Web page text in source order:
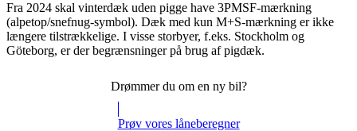
Fra 2024 skal vinterdæk uden pigge have 3PMSF-mærkning
(alpetop/snefnug-symbol). Dæk med kun M+S-mærkning er ikke
længere tilstrækkelige. I visse storbyer, f.eks. Stockholm og
Göteborg, er der begrænsninger på brug af pigdæk.
Drømmer du om en ny bil?
Prøv vores låneberegner